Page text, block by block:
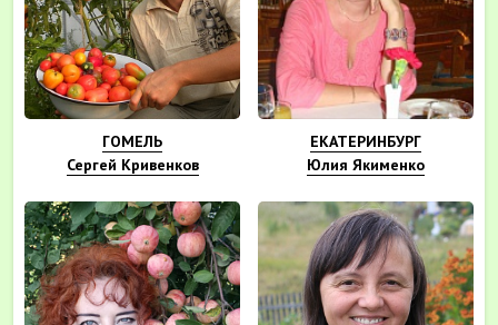
ГОМЕЛЬ
Сергей Кривенков
ЕКАТЕРИНБУРГ
Юлия Якименко